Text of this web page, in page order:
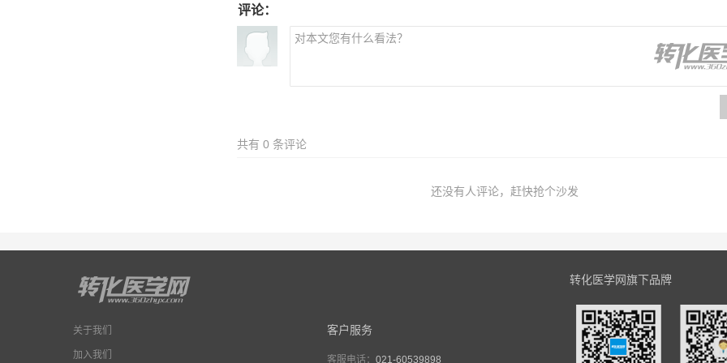
评论：
共有 0 条评论
还没有人评论，赶快抢个沙发
关于我们
加入我们
客户服务
客服电话： 021-60539898
转化医学网旗下品牌